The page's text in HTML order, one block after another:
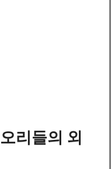
리들의 외